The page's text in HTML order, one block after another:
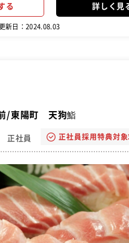
る 詳しく見
更新日：2024.08.03
/東陽町 天狗鮨
正社員 正社員採用特典対象